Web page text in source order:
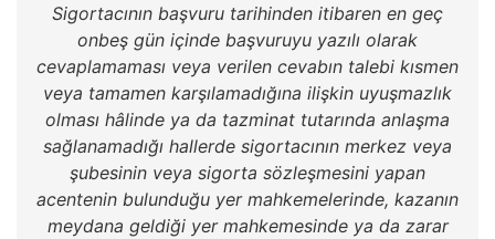
Sigortacının başvuru tarihinden itibaren en geç
onbeş gün içinde başvuruyu yazılı olarak
cevaplamaması veya verilen cevabın talebi kısmen
veya tamamen karşılamadığına ilişkin uyuşmazlık
olması hâlinde ya da tazminat tutarında anlaşma
sağlanamadığı hallerde sigortacının merkez veya
şubesinin veya sigorta sözleşmesini yapan
acentenin bulunduğu yer mahkemelerinde, kazanın
meydana geldiği yer mahkemesinde ya da zarar